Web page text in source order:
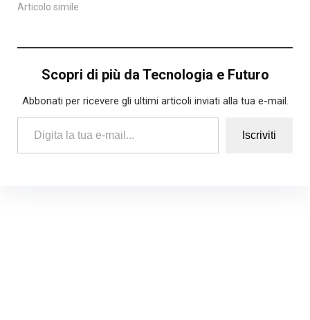
Articolo simile
Scopri di più da Tecnologia e Futuro
Abbonati per ricevere gli ultimi articoli inviati alla tua e-mail.
Digita la tua e-mail...
Iscriviti